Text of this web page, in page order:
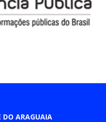
DO ARAGUAIA